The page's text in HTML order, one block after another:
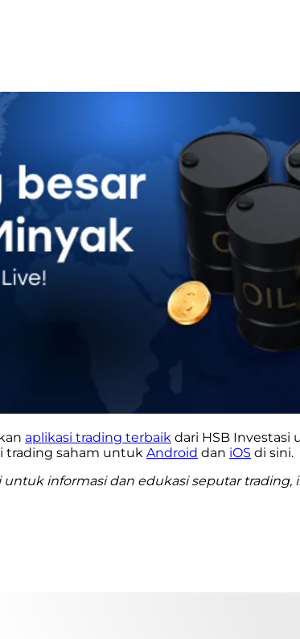
aplikasi trading terbaik dari HSB
trading saham untuk Android dan iOS di sini.
untuk informasi dan edukasi seputar trading,